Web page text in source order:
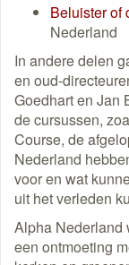
Beluister of
Nederland
In andere delen
en oud-
Goedhart en Jan
de cursussen,
Course, de
Nederland
voor en wat
uit het verleden
Alpha Nederland
een ontmoeting